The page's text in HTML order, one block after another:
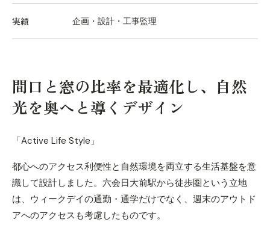
実績 企画・設計・工事監理
間口と窓の比率を最適化し、自然
光を奥へと導くデザイン
「Active Life Style」
都心へのアクセス利便性と自然環境を両立する生活基盤を意
識して設計しました。六会日大前駅から徒歩圏という立地
は、ウィークデイの通勤・通学だけでなく、週末のアウトド
アへのアクセスも考慮したものです。